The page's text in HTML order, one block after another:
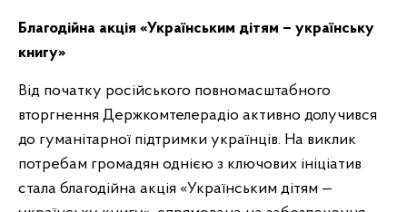
Благодійна акція «Українським дітям – українську
книгу»
Від початку російського повномасштабного
вторгнення Держкомтелерадіо активно долучився
до гуманітарної підтримки українців. На виклик
потребам громадян однією з ключових ініціатив
стала благодійна акція «Українським дітям —